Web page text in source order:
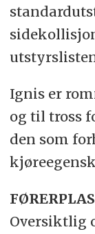
Ignis er
og til tross
den som
Oversiktlig